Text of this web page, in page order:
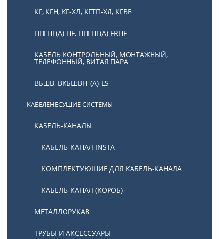
КГ, КГН, КГ-ХЛ, КГТП-ХЛ, КГВВ
ППГНГ(А)-HF, ППГНГ(А)-FRHF
КАБЕЛЬ КОНТРОЛЬНЫЙ, МОНТАЖНЫЙ,
ТЕЛЕФОННЫЙ, ВИТАЯ ПАРА
ВБШВ, ВКБШВНГ(А)-LS
КАБЕЛЕНЕСУЩИЕ СИСТЕМЫ
КАБЕЛЬ-КАНАЛЫ
КАБЕЛЬ-КАНАЛ INSTA
КОМПЛЕКТУЮЩИЕ ДЛЯ КАБЕЛЬ-КАНАЛА
КАБЕЛЬ-КАНАЛ (КОРОБ)
МЕТАЛЛОРУКАВ
ТРУБЫ И АКСЕССУАРЫ